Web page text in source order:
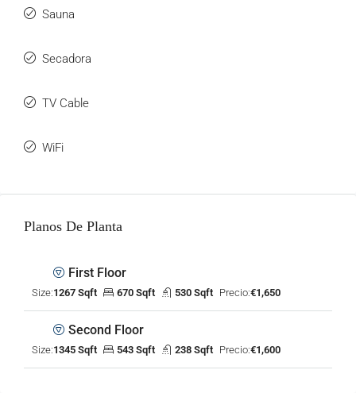
Sauna
Secadora
TV Cable
WiFi
Planos De Planta
First Floor
Size:1267 Sqft 670 Sqft 530 Sqft Precio:€1,650
Second Floor
Size:1345 Sqft 543 Sqft 238 Sqft Precio:€1,600